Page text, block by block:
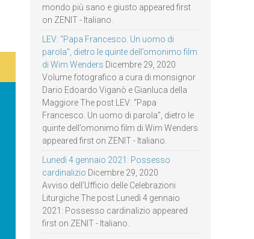
mondo più sano e giusto appeared first
on ZENIT - Italiano.
LEV: “Papa Francesco. Un uomo di
parola”, dietro le quinte dell’omonimo film
di Wim Wenders Dicembre 29, 2020
Volume fotografico a cura di monsignor
Dario Edoardo Viganò e Gianluca della
Maggiore The post LEV: “Papa
Francesco. Un uomo di parola”, dietro le
quinte dell’omonimo film di Wim Wenders
appeared first on ZENIT - Italiano.
Lunedì 4 gennaio 2021: Possesso
cardinalizio Dicembre 29, 2020
Avviso dell’Ufficio delle Celebrazioni
Liturgiche The post Lunedì 4 gennaio
2021: Possesso cardinalizio appeared
first on ZENIT - Italiano.